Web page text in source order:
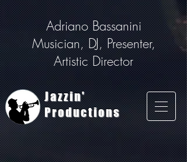
Adriano Bassanini
Musician, DJ, Presenter,
Artistic Director
Jazzin'
Productions